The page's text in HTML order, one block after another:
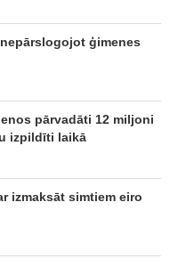
ģimenes
pārvadāti 12 miljoni
izpildīti laikā
izmaksāt simtiem eiro